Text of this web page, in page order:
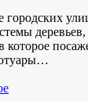
городских
которое